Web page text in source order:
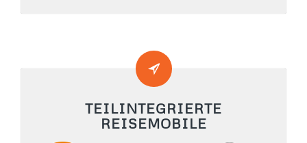
TEILINTEGRIERTE
REISEMOBILE